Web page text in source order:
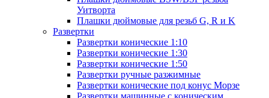
Уитворта
Плашки дюймовые для резьб G, R и K
Развертки
Развертки конические 1:10
Развертки конические 1:30
Развертки конические 1:50
Развертки ручные разжимные
Развертки конические под конус Морзе
Развертки машинные с коническим